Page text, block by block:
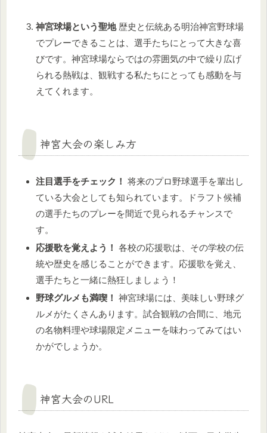
神宮球場という聖地歴史と伝統ある明治神宮野球場
でプレーできることは、選手たちにとって大きな喜
びです。神宮球場ならではの雰囲気の中で繰り広げ
られる熱戦は、観戦する私たちにとっても感動を与
えてくれます。
神宮大会の楽しみ方
注目選手をチェック！ 将来のプロ野球選手を輩出し
ている大会としても知られています。ドラフト候補
の選手たちのプレーを間近で見られるチャンスで
す。
応援歌を覚えよう！ 各校の応援歌は、その学校の伝
統や歴史を感じることができます。応援歌を覚え、
選手たちと一緒に熱狂しましょう！
野球グルメも満喫！ 神宮球場には、美味しい野球グ
ルメがたくさんあります。試合観戦の合間に、地元
の名物料理や球場限定メニューを味わってみてはい
かがでしょうか。
神宮大会のURL